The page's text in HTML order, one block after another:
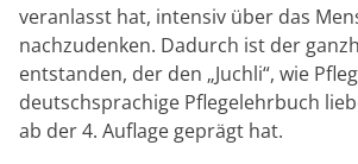
veranlasst hat, intensiv über das
nachzudenken. Dadurch ist der
entstanden, der den „Juchli“, wie
deutschsprachige Pflegelehrbuch
ab der 4. Auflage geprägt hat.